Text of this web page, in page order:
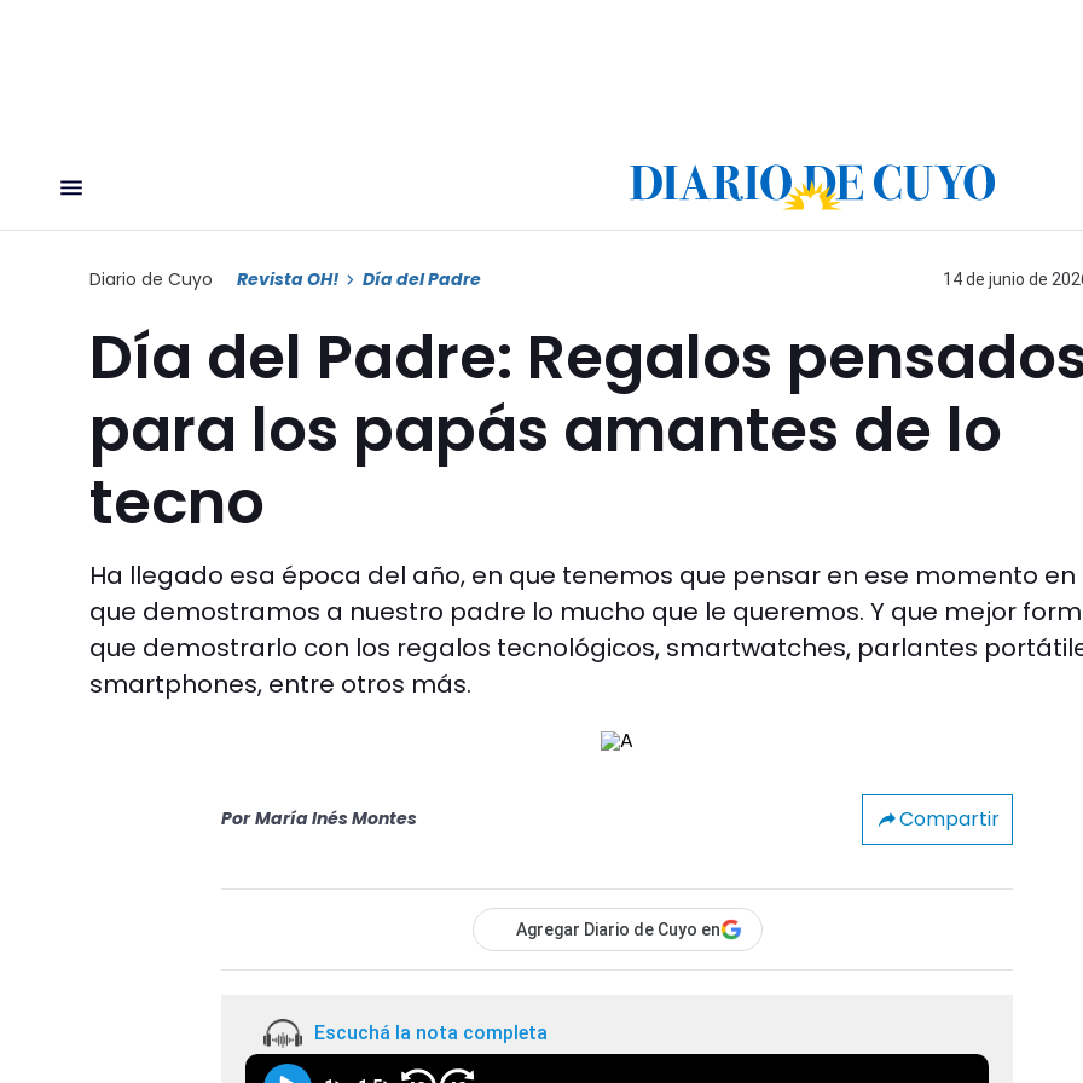
Diario de Cuyo Revista OH! Día del Padre 14 de junio de
Día del Padre: Regalos
para los papás amantes de lo
tecno
Ha llegado esa época del año, en que tenemos que pensar en ese momento en
que demostramos a nuestro padre lo mucho que le queremos. Y que mejor
que demostrarlo con los regalos tecnológicos, smartwatches, parlantes
smartphones, entre otros más.
Por María Inés Montes Compartir
Agregar Diario de Cuyo en
Escuchá la nota completa